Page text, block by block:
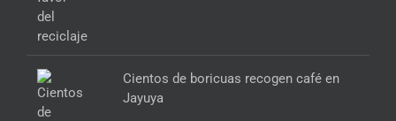
Cientos de boricuas recogen café en
Jayuya